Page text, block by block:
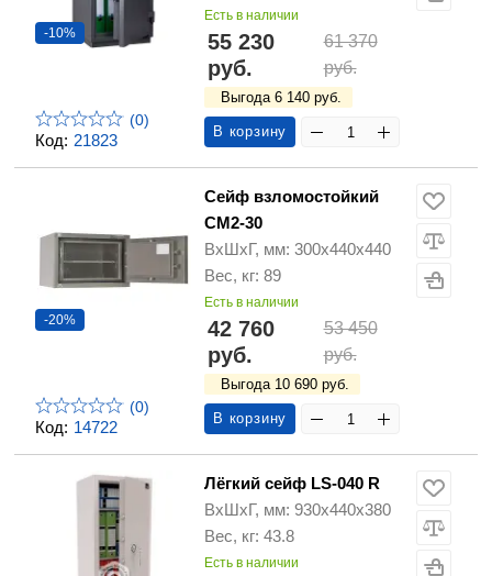
Код: 21823
-10%
(0)
Есть в наличии
55 230
руб.
61 370
руб.
Выгода 6 140 руб.
В корзину
Код: 14722
-20%
(0)
Сейф взломостойкий
СМ2-30
ВхШхГ, мм: 300х440х440
Вес, кг: 89
Есть в наличии
42 760
руб.
53 450
руб.
Выгода 10 690 руб.
В корзину
Лёгкий сейф LS-040 R
ВхШхГ, мм: 930x440x380
Вес, кг: 43.8
Есть в наличии